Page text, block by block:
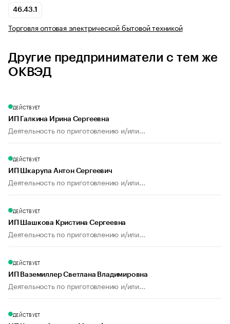
46.43.1
Торговля оптовая электрической бытовой техникой
Другие предприниматели с тем же
ОКВЭД
ДЕЙСТВУЕТ
ИП Галкина Ирина Сергеевна
Деятельность по приготовлению и/или...
ДЕЙСТВУЕТ
ИП Шкарупа Антон Сергеевич
Деятельность по приготовлению и/или...
ДЕЙСТВУЕТ
ИП Шашкова Кристина Сергеевна
Деятельность по приготовлению и/или...
ДЕЙСТВУЕТ
ИП Ваземиллер Светлана Владимировна
Деятельность по приготовлению и/или...
ДЕЙСТВУЕТ